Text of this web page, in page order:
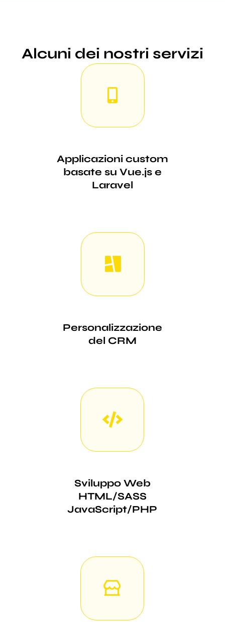
Alcuni dei nostri servizi
Applicazioni custom
basate su Vue.js e
Laravel
Personalizzazione
del CRM
Sviluppo Web
HTML/SASS
JavaScript/PHP